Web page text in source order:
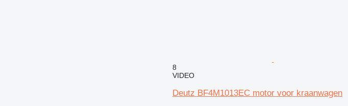
8
VIDEO
Deutz BF4M1013EC motor voor kraanwagen